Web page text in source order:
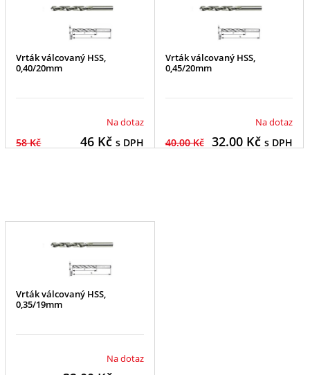
Vrták válcovaný HSS,
0,40/20mm
Na dotaz
58 Kč 46Kč s DPH
Vrták válcovaný HSS,
0,45/20mm
Na dotaz
40.00 Kč 32.00Kč s DPH
Vrták válcovaný HSS,
0,35/19mm
Na dotaz